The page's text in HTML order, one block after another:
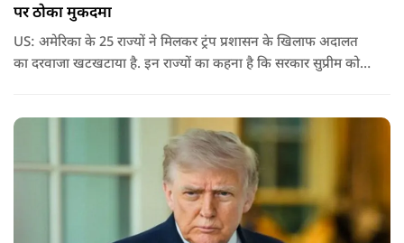
पर ठोका मुकदमा
US: अमेरिका के 25 राज्यों ने मिलकर ट्रंप प्रशासन के खिलाफ अदालत
का दरवाजा खटखटाया है. इन राज्यों का कहना है कि सरकार सुप्रीम कोर्ट